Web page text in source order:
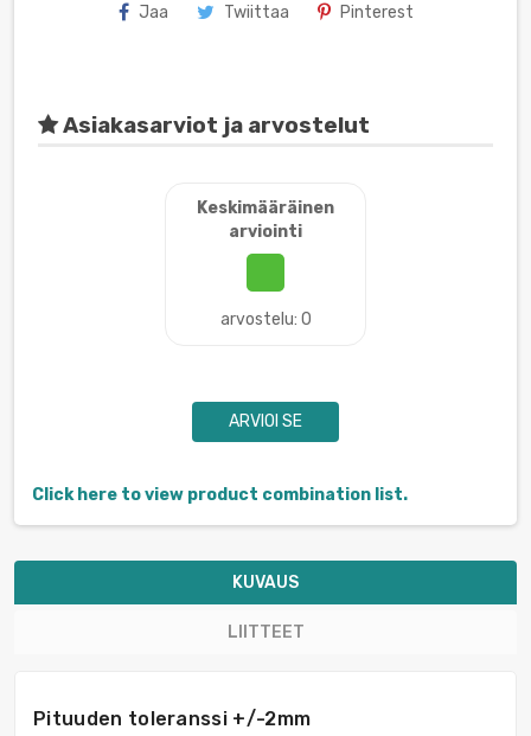
Jaa Twiittaa Pinterest
Asiakasarviot ja arvostelut
Keskimääräinen
arviointi
arvostelu: 0
ARVIOI SE
Click here to view product combination list.
KUVAUS
LIITTEET
Pituuden toleranssi +/-2mm